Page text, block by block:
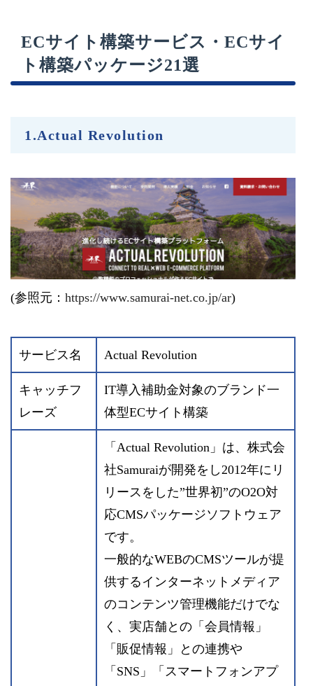
ECサイト構築サービス・ECサイ
ト構築パッケージ21選
1.Actual Revolution
(参照元： https://www.samurai-net.co.jp/ar)
サービス名 Actual Revolution
キャッチフ
レーズ
IT導入補助金対象のブランド一
体型ECサイト構築
「Actual Revolution」は、株式会
社Samuraiが開発をし2012年にリ
リースをした”世界初”のO2O対
応CMSパッケージソフトウェア
です。
一般的なWEBのCMSツールが提
供するインターネットメディア
のコンテンツ管理機能だけでな
く、実店舗との「会員情報」
「販促情報」との連携や
「SNS」「スマートフォンアプ